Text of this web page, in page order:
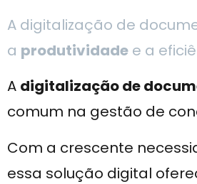
A digitalização de
a produtividade e a
A digitalização de
comum na gestão de
Com a crescente
essa solução digital